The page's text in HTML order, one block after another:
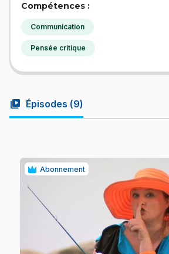
Compétences :
Communication
Pensée critique
video_library Épisodes (9)
Abonnement